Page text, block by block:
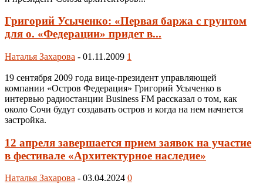
Григорий Усыченко: «Первая баржа с грунтом
для о. «Федерации» придет в...
Наталья Захарова - 01.11.2009 1
19 сентября 2009 года вице-президент управляющей
компании «Остров Федерация» Григорий Усыченко в
интервью радиостанции Business FM рассказал о том, как
около Сочи будут создавать остров и когда на нем начнется
застройка.
12 апреля завершается прием заявок на участие
в фестивале «Архитектурное наследие»
Наталья Захарова - 03.04.2024 0